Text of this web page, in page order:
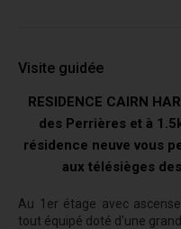
Visite guidée
RESIDENCE CAIRN
des Perrières et à
résidence neuve vous
aux télésièges
Au 1er étage avec
tout équipé doté d'une